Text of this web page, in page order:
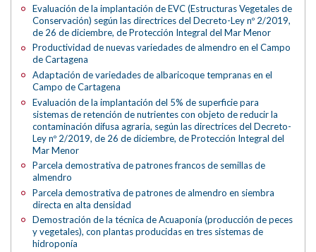
Evaluación de la implantación de EVC (Estructuras Vegetales de
Conservación) según las directrices del Decreto-Ley nº 2/2019,
de 26 de diciembre, de Protección Integral del Mar Menor
Productividad de nuevas variedades de almendro en el Campo
de Cartagena
Adaptación de variedades de albaricoque tempranas en el
Campo de Cartagena
Evaluación de la implantación del 5% de superficie para
sistemas de retención de nutrientes con objeto de reducir la
contaminación difusa agraria, según las directrices del Decreto-
Ley nº 2/2019, de 26 de diciembre, de Protección Integral del
Mar Menor
Parcela demostrativa de patrones francos de semillas de
almendro
Parcela demostrativa de patrones de almendro en siembra
directa en alta densidad
Demostración de la técnica de Acuaponía (producción de peces
y vegetales), con plantas producidas en tres sistemas de
hidroponía